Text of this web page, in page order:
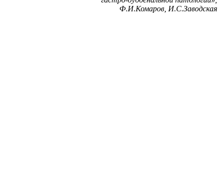
Ф.И.Комаров, И.С.Заводская